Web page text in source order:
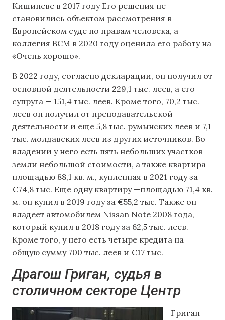
Кишиневе в 2017 году Его решения не
становились объектом рассмотрения в
Европейском суде по правам человека, а
коллегия ВСМ в 2020 году оценила его работу на
«Очень хорошо».
В 2022 году, согласно декларации, он получил от
основной деятельности 229,1 тыс. леев, а его
супруга — 151,4 тыс. леев. Кроме того, 70,2 тыс.
леев он получил от преподавательской
деятельности и еще 5,8 тыс. румынских леев и 7,1
тыс. молдавских леев из других источников. Во
владении у него есть пять небольших участков
земли небольшой стоимости, а также квартира
площадью 88,1 кв. м., купленная в 2021 году за
€74,8 тыс. Еще одну квартиру —площадью 71,4 кв.
м. он купил в 2019 году за €55,2 тыс. Также он
владеет автомобилем Nissan Note 2008 года,
который купил в 2018 году за 62,5 тыс. леев.
Кроме того, у него есть четыре кредита на
общую сумму 700 тыс. леев и €17 тыс.
Драгош Григан, судья в
столичном секторе Центр
Григан